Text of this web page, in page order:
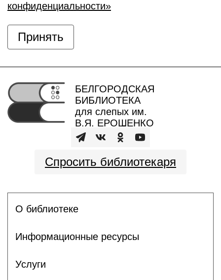
конфиденциальности»
Принять
БЕЛГОРОДСКАЯ
БИБЛИОТЕКА
для слепых им.
В.Я. ЕРОШЕНКО
Спросить библиотекаря
О библиотеке
Информационные ресурсы
Услуги